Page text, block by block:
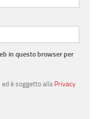
in questo browser per
ed è soggetto alla Privacy